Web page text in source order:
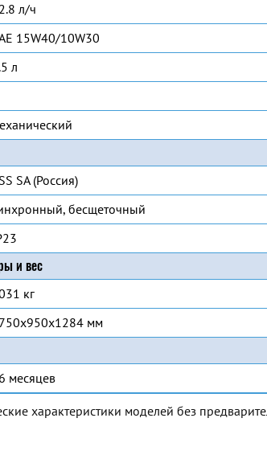
л/ч
15W40/10W30
л
SA (Россия)
бесщеточный
и вес
кг
мм
месяцев
характеристики моделей без